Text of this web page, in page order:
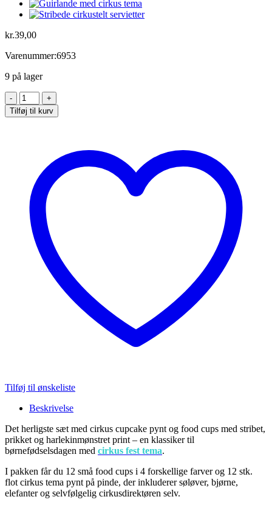
kr.39,00
Varenummer:6953
9 på lager
Cirkus
cupcake
pynt
Tilføj til kurv
Tilføj til ønskeliste
Beskrivelse
Det herligste sæt med cirkus cupcake pynt og food cups med stribet,
prikket og harlekinmønstret print – en klassiker til
børnefødselsdagen med cirkus fest tema.
I pakken får du 12 små food cups i 4 forskellige farver og 12 stk.
flot cirkus tema pynt på pinde, der inkluderer søløver, bjørne,
elefanter og selvfølgelig cirkusdirektøren selv.